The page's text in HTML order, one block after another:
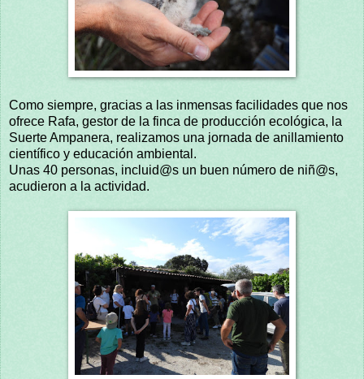
Como siempre, gracias a las inmensas facilidades que nos
ofrece Rafa, gestor de la finca de producción ecológica, la
Suerte Ampanera, realizamos una jornada de anillamiento
científico y educación ambiental.
Unas 40 personas, incluid@s un buen número de niñ@s,
acudieron a la actividad.